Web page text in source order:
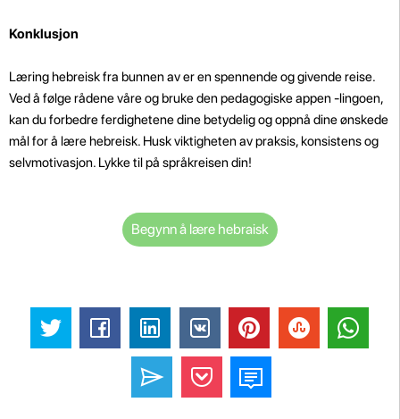
Konklusjon
Læring hebreisk fra bunnen av er en spennende og givende reise.
Ved å følge rådene våre og bruke den pedagogiske appen -lingoen,
kan du forbedre ferdighetene dine betydelig og oppnå dine ønskede
mål for å lære hebreisk. Husk viktigheten av praksis, konsistens og
selvmotivasjon. Lykke til på språkreisen din!
Begynn å lære hebraisk